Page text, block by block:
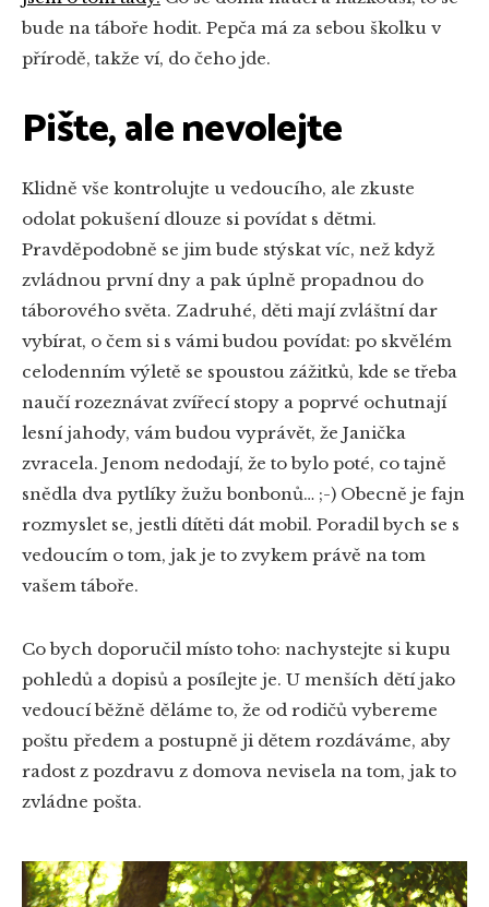
bude na táboře hodit. Pepča má za sebou školku v
přírodě, takže ví, do čeho jde.
Pište, ale nevolejte
Klidně vše kontrolujte u vedoucího, ale zkuste
odolat pokušení dlouze si povídat s dětmi.
Pravděpodobně se jim bude stýskat víc, než když
zvládnou první dny a pak úplně propadnou do
táborového světa. Zadruhé, děti mají zvláštní dar
vybírat, o čem si s vámi budou povídat: po skvělém
celodenním výletě se spoustou zážitků, kde se třeba
naučí rozeznávat zvířecí stopy a poprvé ochutnají
lesní jahody, vám budou vyprávět, že Janička
zvracela. Jenom nedodají, že to bylo poté, co tajně
snědla dva pytlíky žužu bonbonů… ;-) Obecně je fajn
rozmyslet se, jestli dítěti dát mobil. Poradil bych se s
vedoucím o tom, jak je to zvykem právě na tom
vašem táboře.
Co bych doporučil místo toho: nachystejte si kupu
pohledů a dopisů a posílejte je. U menších dětí jako
vedoucí běžně děláme to, že od rodičů vybereme
poštu předem a postupně ji dětem rozdáváme, aby
radost z pozdravu z domova nevisela na tom, jak to
zvládne pošta.